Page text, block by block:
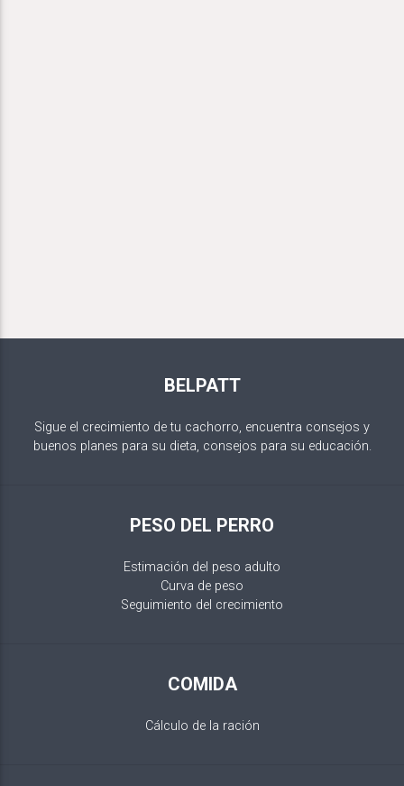
BELPATT
Sigue el crecimiento de tu cachorro, encuentra consejos y
buenos planes para su dieta, consejos para su educación.
PESO DEL PERRO
Estimación del peso adulto
Curva de peso
Seguimiento del crecimiento
COMIDA
Cálculo de la ración